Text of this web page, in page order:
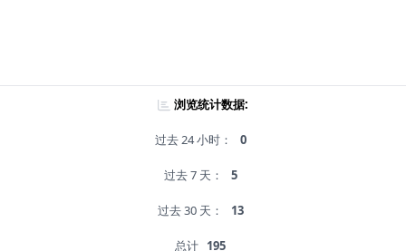
浏览统计数据:
过去 24 小时： 0
过去 7 天： 5
过去 30 天： 13
总计 195